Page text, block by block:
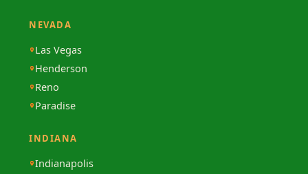
NEVADA
Las Vegas
Henderson
Reno
Paradise
INDIANA
Indianapolis